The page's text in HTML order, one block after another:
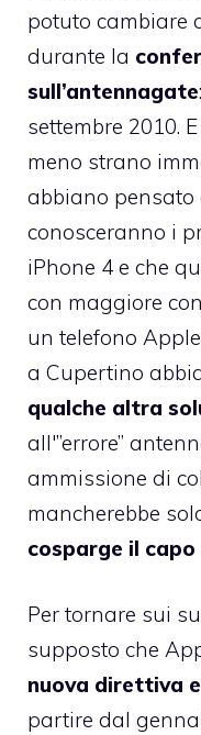
potuto cambiare
durante la
sull’antennagate:
settembre 2010.
meno strano
abbiano
conosceranno i
iPhone 4 e che
con maggiore
un telefono
a Cupertino
qualche altra
all'”errore”
ammissione di
mancherebbe
cosparge il capo
Per tornare sui
supposto che
nuova direttiva
partire dal